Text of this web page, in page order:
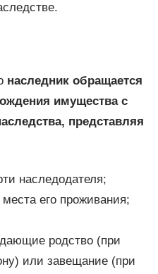
наследник обращается
имущества с
представляя
наследодателя;
его проживания;
родство (при
или завещание (при